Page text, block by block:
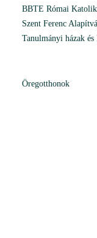
BBTE Római
Szent Ferenc
Tanulmányi házak
Öregotthonok